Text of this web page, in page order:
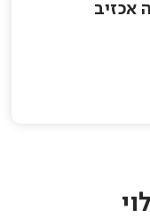
אכזיב